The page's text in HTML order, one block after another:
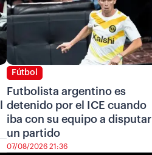
Fútbol
Futbolista argentino es
detenido por el ICE cuando
iba con su equipo a disputar
un partido
07/08/2026 21:36